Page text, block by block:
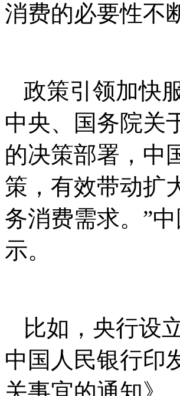
消费的必要性不
政策引领加快
中央、国务院关
的决策部署，中
策，有效带动扩
务消费需求。”
示。
比如，央行设
中国人民银行印